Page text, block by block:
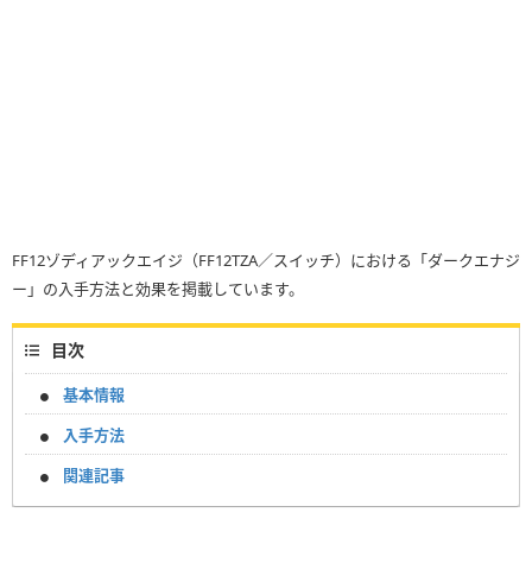
FF12ゾディアックエイジ（FF12TZA／スイッチ）における「ダークエナジ
ー」の入手方法と効果を掲載しています。
目次
基本情報
入手方法
関連記事